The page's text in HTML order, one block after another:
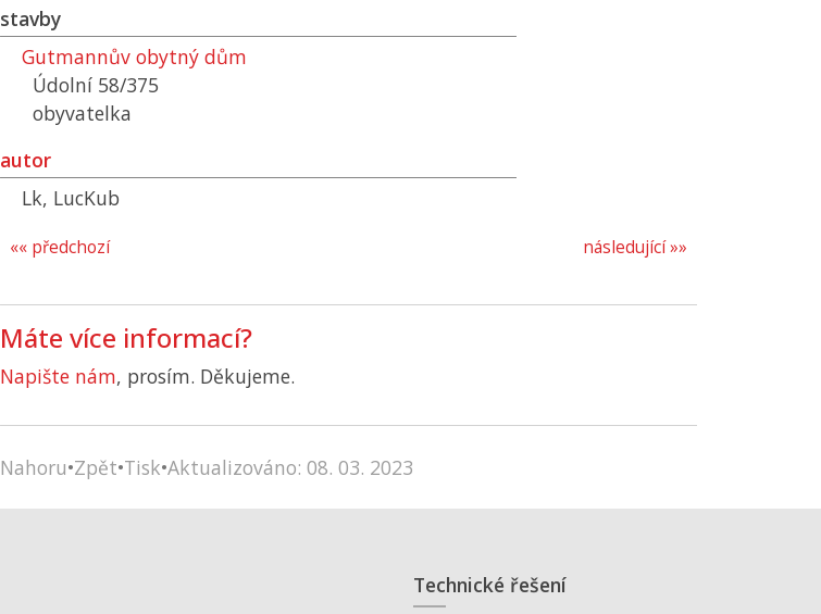
stavby
Gutmannův obytný dům
Údolní 58/375
obyvatelka
autor
Lk, LucKub
následující »»
«« předchozí
Máte více informací?
Napište nám, prosím. Děkujeme.
Nahoru•Zpět•Tisk•Aktualizováno: 08. 03. 2023
Technické řešení